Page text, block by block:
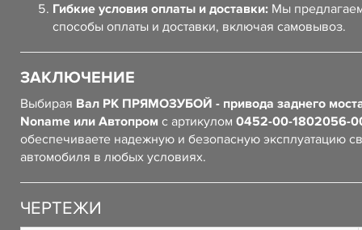
Гибкие условия оплаты и доставки: Мы
способы оплаты и доставки, включая самовывоз.
ЗАКЛЮЧЕНИЕ
Выбирая Вал РК ПРЯМОЗУБОЙ - привода заднего
Noname или Автопром с артикулом 0452-00-1802056-
обеспечиваете надежную и безопасную эксплуатацию
автомобиля в любых условиях.
ЧЕРТЕЖИ